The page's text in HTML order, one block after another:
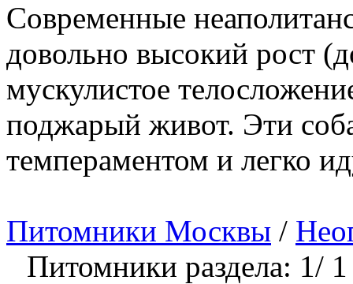
Современные
довольно высокий рост
мускулистое
поджарый живот. Эти
темпераментом и легко
Питомники Москвы /
Питомники раздела: 1/